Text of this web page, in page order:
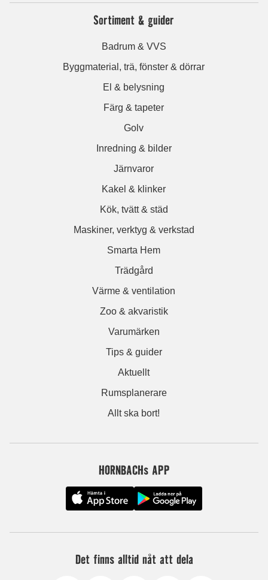
Sortiment & guider
Badrum & VVS
Byggmaterial, trä, fönster & dörrar
El & belysning
Färg & tapeter
Golv
Inredning & bilder
Järnvaror
Kakel & klinker
Kök, tvätt & städ
Maskiner, verktyg & verkstad
Smarta Hem
Trädgård
Värme & ventilation
Zoo & akvaristik
Varumärken
Tips & guider
Aktuellt
Rumsplanerare
Allt ska bort!
HORNBACHs APP
Det finns alltid nåt att dela